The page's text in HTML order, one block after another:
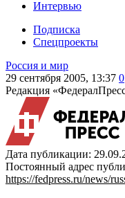
Интервью
Подписка
Спецпроекты
Россия и мир
29 сентября 2005, 13:37 0
Редакция
Дата публикации:
Постоянный адрес
https://fedpress.ru/news/